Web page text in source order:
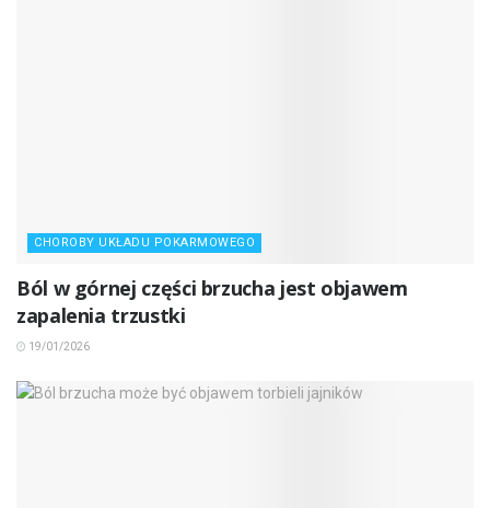
CHOROBY UKŁADU POKARMOWEGO
Ból w górnej części brzucha jest objawem
zapalenia trzustki
19/01/2026